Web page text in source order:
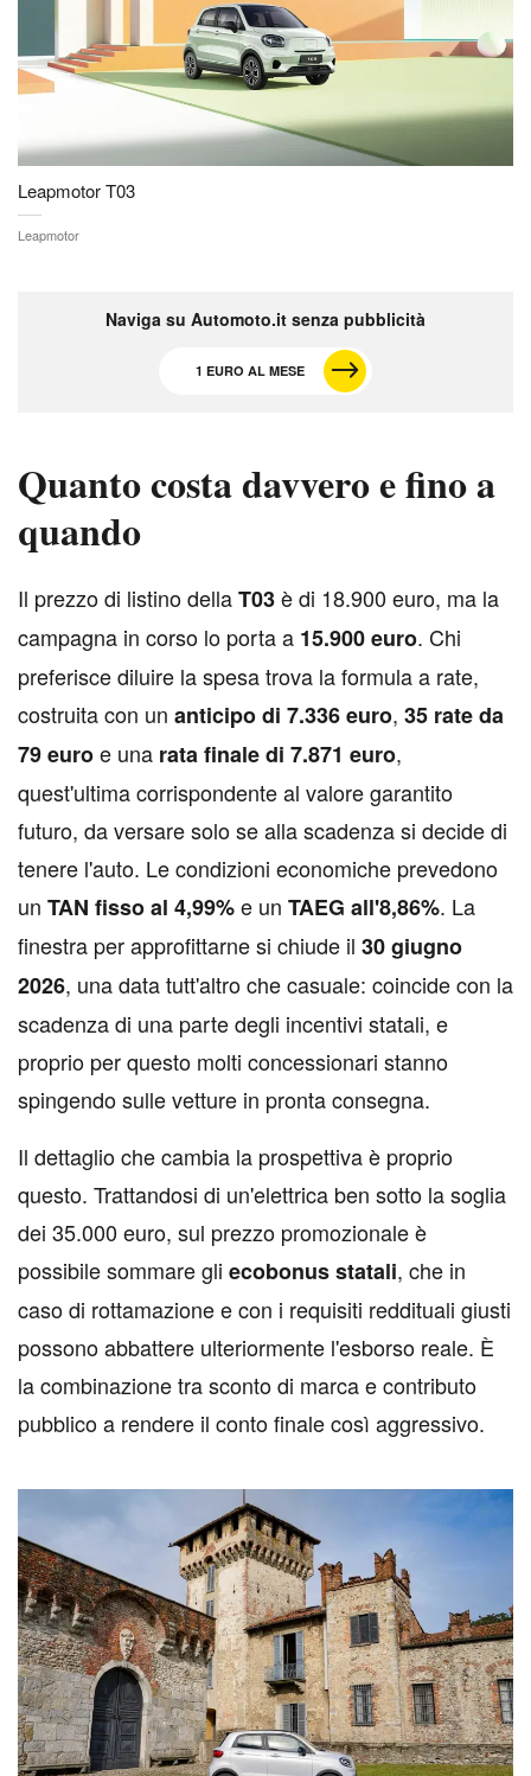
Leapmotor T03
Leapmotor
Naviga su Automoto.it senza pubblicità
1 EURO AL MESE
Quanto costa davvero e fino a
quando
Il prezzo di listino dellaT03è di 18.900 euro, ma la
campagna in corso lo porta a 15.900 euro. Chi
preferisce diluire la spesa trova la formula a rate,
costruita con un anticipo di 7.336 euro, 35 rate da
79 euroe una rata finale di 7.871 euro,
quest'ultima corrispondente al valore garantito
futuro, da versare solo se alla scadenza si decide di
tenere l'auto. Le condizioni economiche prevedono
un TAN fisso al 4,99%e un TAEG all'8,86%. La
finestra per approfittarne si chiude il 30 giugno
2026, una data tutt'altro che casuale: coincide con la
scadenza di una parte degli incentivi statali, e
proprio per questo molti concessionari stanno
spingendo sulle vetture in pronta consegna.
Il dettaglio che cambia la prospettiva è proprio
questo. Trattandosi di un'elettrica ben sotto la soglia
dei 35.000 euro, sul prezzo promozionale è
possibile sommare gli ecobonus statali, che in
caso di rottamazione e con i requisiti reddituali giusti
possono abbattere ulteriormente l'esborso reale. È
la combinazione tra sconto di marca e contributo
pubblico a rendere il conto finale così aggressivo.